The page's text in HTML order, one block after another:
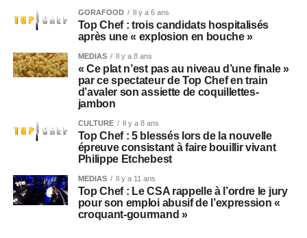
GORAFOOD Il y a 6 ans
Top Chef : trois candidats hospitalisés
après une « explosion en bouche »
MEDIAS Il y a 8 ans
« Ce plat n’est pas au niveau d’une finale »
par ce spectateur de Top Chef en train
d’avaler son assiette de coquillettes-
jambon
CULTURE Il y a 8 ans
Top Chef : 5 blessés lors de la nouvelle
épreuve consistant à faire bouillir vivant
Philippe Etchebest
MEDIAS Il y a 11 ans
Top Chef : Le CSA rappelle à l’ordre le jury
pour son emploi abusif de l’expression «
croquant-gourmand »